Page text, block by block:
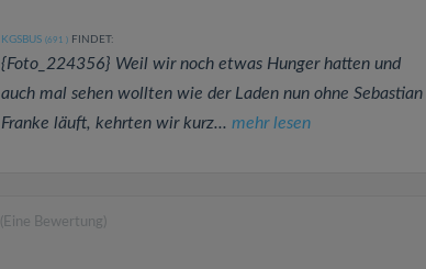
KGSBUS (691 )FINDET:
{Foto_224356} Weil wir noch etwas Hunger hatten und
auch mal sehen wollten wie der Laden nun ohne Sebastian
Franke läuft, kehrten wir kurz... mehr lesen
(Eine Bewertung)